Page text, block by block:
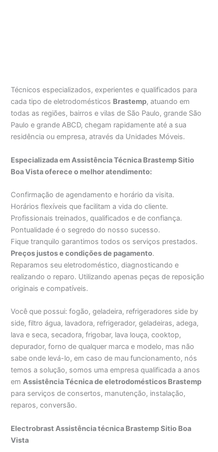
Técnicos especializados, experientes e qualificados para
cada tipo de eletrodomésticos Brastemp, atuando em
todas as regiões, bairros e vilas de São Paulo, grande São
Paulo e grande ABCD, chegam rapidamente até a sua
residência ou empresa, através da Unidades Móveis.
Especializada em Assistência Técnica Brastemp Sitio
Boa Vista oferece o melhor atendimento:
Confirmação de agendamento e horário da visita.
Horários flexíveis que facilitam a vida do cliente.
Profissionais treinados, qualificados e de confiança.
Pontualidade é o segredo do nosso sucesso.
Fique tranquilo garantimos todos os serviços prestados.
Preços justos e condições de pagamento.
Reparamos seu eletrodoméstico, diagnosticando e
realizando o reparo. Utilizando apenas peças de reposição
originais e compatíveis.
Você que possui: fogão, geladeira, refrigeradores side by
side, filtro água, lavadora, refrigerador, geladeiras, adega,
lava e seca, secadora, frigobar, lava louça, cooktop,
depurador, forno de qualquer marca e modelo, mas não
sabe onde levá-lo, em caso de mau funcionamento, nós
temos a solução, somos uma empresa qualificada a anos
emAssistência Técnica de eletrodomésticos Brastemp
para serviços de consertos, manutenção, instalação,
reparos, conversão.
Electrobrast Assistência técnica Brastemp Sitio Boa
Vista